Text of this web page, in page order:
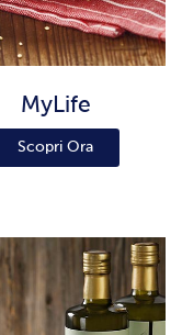
MyLife
Scopri Ora